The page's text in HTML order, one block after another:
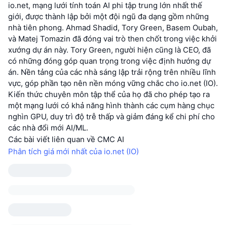
io.net, mạng lưới tính toán AI phi tập trung lớn nhất thế
giới, được thành lập bởi một đội ngũ đa dạng gồm những
nhà tiên phong. Ahmad Shadid, Tory Green, Basem Oubah,
và Matej Tomazin đã đóng vai trò then chốt trong việc khởi
xướng dự án này. Tory Green, người hiện cũng là CEO, đã
có những đóng góp quan trọng trong việc định hướng dự
án. Nền tảng của các nhà sáng lập trải rộng trên nhiều lĩnh
vực, góp phần tạo nên nền móng vững chắc cho io.net (IO).
Kiến thức chuyên môn tập thể của họ đã cho phép tạo ra
một mạng lưới có khả năng hình thành các cụm hàng chục
nghìn GPU, duy trì độ trễ thấp và giảm đáng kể chi phí cho
các nhà đổi mới AI/ML.
Các bài viết liên quan về CMC AI
Phân tích giá mới nhất của io.net (IO)